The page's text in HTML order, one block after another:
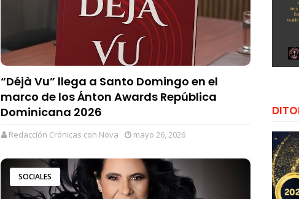
“Déjà Vu” llega a Santo Domingo en el
marco de los Ánton Awards República
Dominicana 2026
Redacción Crónicas con Nova mayo 26, 2026
SOCIALES